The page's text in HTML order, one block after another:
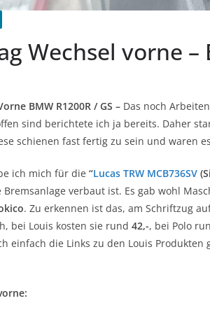
Wechsel vorne –
BMW R1200R / GS – Das noch
sind berichtete ich ja bereits. Daher
schienen fast fertig zu sein und waren
ich mich für die “Lucas TRW MCB736SV
verbaut ist. Es gab wohl
. Zu erkennen ist das, am Schriftzug
bei Louis kosten sie rund 42,-, bei Polo
einfach die Links zu den Louis